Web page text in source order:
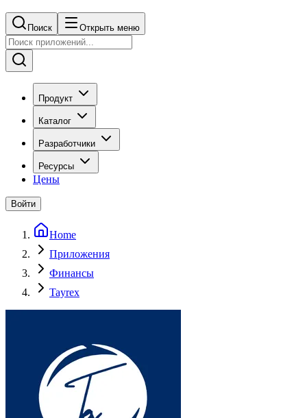
Поиск Открыть меню
Продукт
Каталог
Разработчики
Ресурсы
Цены
Войти
Home
Приложения
Финансы
Tayrex